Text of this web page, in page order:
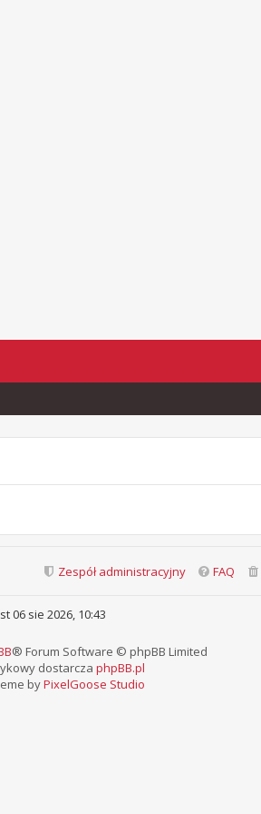
FAQ
Zespół administracyjny
06 sie 2026, 10:43
® Forum Software © phpBB Limited
dostarcza phpBB.pl
byPixelGoose Studio